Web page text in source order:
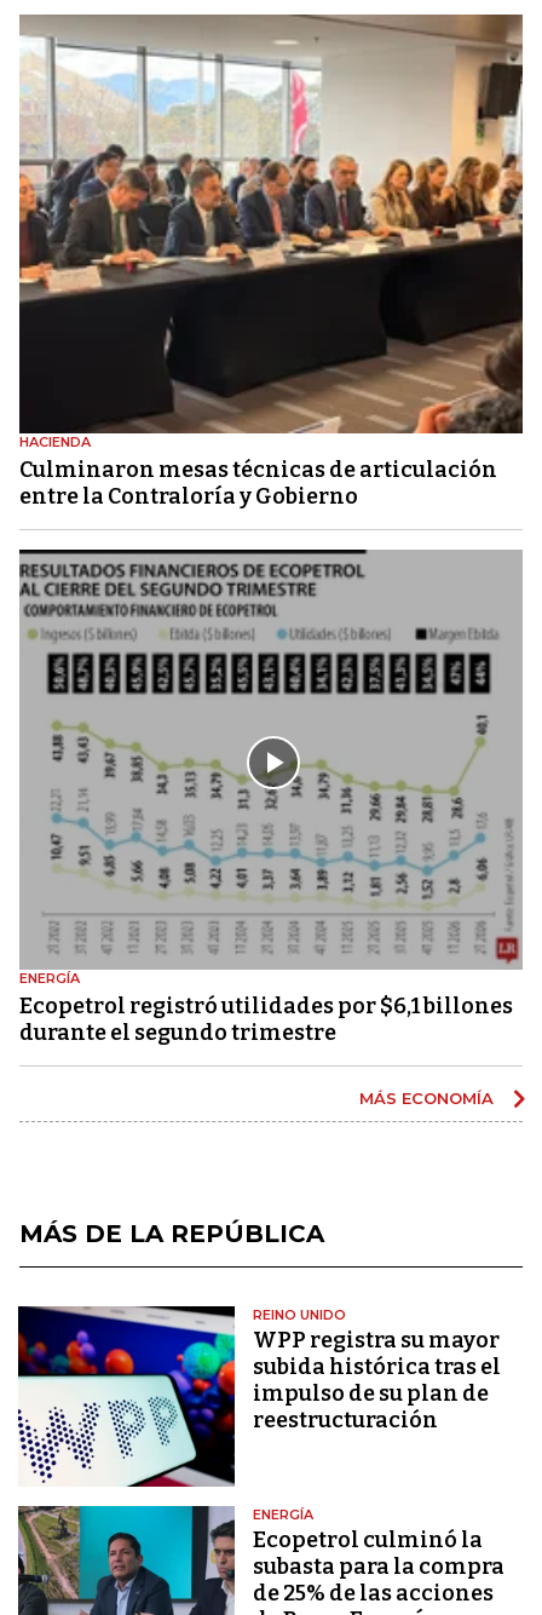
HACIENDA
Culminaron mesas técnicas de articulación
entre la Contraloría y Gobierno
ENERGÍA
Ecopetrol registró utilidades por $6,1 billones
durante el segundo trimestre
MÁS ECONOMÍA
MÁS DE LA REPÚBLICA
REINO UNIDO
WPP registra su mayor
subida histórica tras el
impulso de su plan de
reestructuración
ENERGÍA
Ecopetrol culminó la
subasta para la compra
de 25% de las acciones